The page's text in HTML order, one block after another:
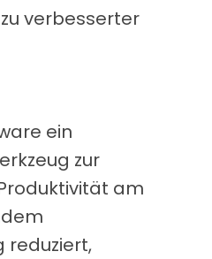
verbesserter
ein
zur
am
reduziert,